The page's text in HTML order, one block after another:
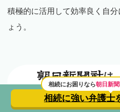
積極的に活用して効率良く自
ょう。
は
弁護士を多
相談内容
相続にお困りなら朝日新
相続に強い弁護士